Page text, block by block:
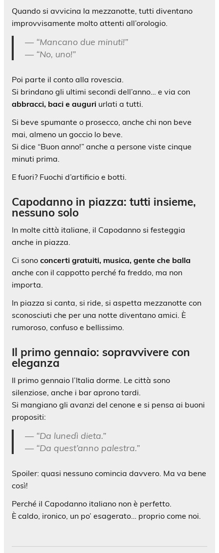
Quando si avvicina la mezzanotte, tutti diventano
improvvisamente molto attenti all’orologio.
— “Mancano due minuti!”
— “No, uno!”
Poi parte il conto alla rovescia.
Si brindano gli ultimi secondi dell’anno… e via con
abbracci, baci e auguri urlati a tutti.
Si beve spumante o prosecco, anche chi non beve
mai, almeno un goccio lo beve.
Si dice “Buon anno!” anche a persone viste cinque
minuti prima.
E fuori? Fuochi d’artificio e botti.
Capodanno in piazza: tutti insieme,
nessuno solo
In molte città italiane, il Capodanno si festeggia
anche in piazza.
Ci sono concerti gratuiti, musica, gente che balla
anche con il cappotto perché fa freddo, ma non
importa.
In piazza si canta, si ride, si aspetta mezzanotte con
sconosciuti che per una notte diventano amici. È
rumoroso, confuso e bellissimo.
Il primo gennaio: sopravvivere con
eleganza
Il primo gennaio l’Italia dorme. Le città sono
silenziose, anche i bar aprono tardi.
Si mangiano gli avanzi del cenone e si pensa ai buoni
propositi:
— “Da lunedì dieta.”
— “Da quest’anno palestra.”
Spoiler: quasi nessuno comincia davvero. Ma va bene
così!
Perché il Capodanno italiano non è perfetto.
È caldo, ironico, un po’ esagerato… proprio come noi.